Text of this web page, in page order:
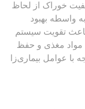
خوراک از لحاظ
واسطه ‌بهبود
تقویت سیستم
مغذی و حفظ
با عوامل بیماری‌زا